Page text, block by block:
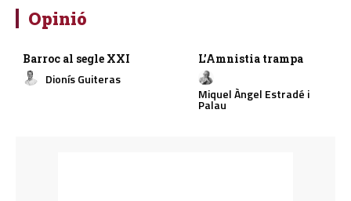
Opinió
Barroc al segle XXI
Dionís Guiteras
L’Amnistia trampa
Miquel Àngel Estradé i
Palau